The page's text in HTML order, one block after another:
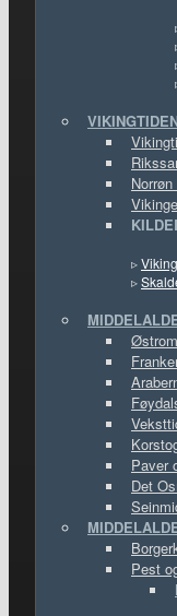
▹
▹
Paver
Det
Pest